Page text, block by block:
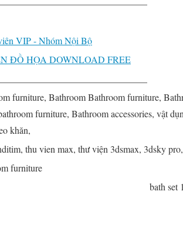
VIP - Nhóm Nội Bộ
ĐỒ HỌA DOWNLOAD FREE
furniture, Bathroom Bathroom furniture,
furniture, Bathroom accessories, vật
khăn,
thu vien max, thư viện 3dsmax, 3dsky
furniture
bath set